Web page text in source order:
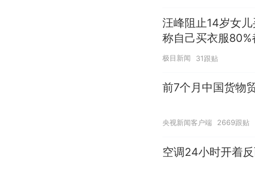
汪峰阻止14岁女儿
称自己买衣服80%
极目新闻 31跟贴
前7个月中国货物
央视新闻客户端 2669跟贴
空调24小时开着